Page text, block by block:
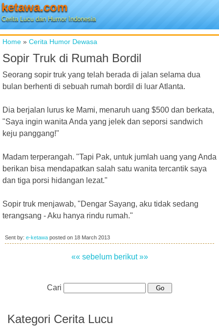
ketawa.com
Cerita Lucu dan Humor Indonesia
Home » Cerita Humor Dewasa
Sopir Truk di Rumah Bordil
Seorang sopir truk yang telah berada di jalan selama dua
bulan berhenti di sebuah rumah bordil di luar Atlanta.
Dia berjalan lurus ke Mami, menaruh uang $500 dan berkata,
"Saya ingin wanita Anda yang jelek dan seporsi sandwich
keju panggang!"
Madam terperangah. "Tapi Pak, untuk jumlah uang yang Anda
berikan bisa mendapatkan salah satu wanita tercantik saya
dan tiga porsi hidangan lezat."
Sopir truk menjawab, "Dengar Sayang, aku tidak sedang
terangsang - Aku hanya rindu rumah."
Sent by: e-ketawa posted on 18 March 2013
«« sebelum berikut »»
Cari
Kategori Cerita Lucu